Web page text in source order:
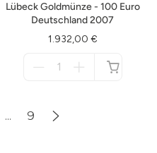
Lübeck Goldmünze - 100 Euro
Deutschland 2007
1.932,00 €
... 9